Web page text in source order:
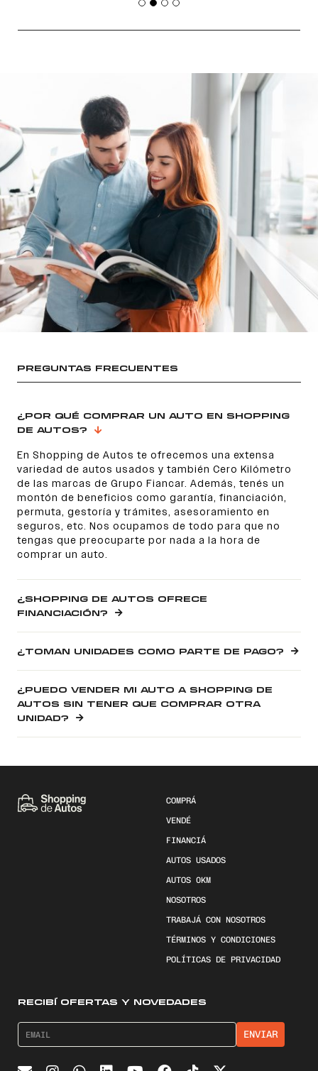
PREGUNTAS FRECUENTES
¿POR QUÉ COMPRAR UN AUTO EN SHOPPING
DE AUTOS?
En Shopping de Autos te ofrecemos una extensa
variedad de autos usados y también Cero Kilómetro
de las marcas de Grupo Fiancar. Además, tenés un
montón de beneficios como garantía, financiación,
permuta, gestoría y trámites, asesoramiento en
seguros, etc. Nos ocupamos de todo para que no
tengas que preocuparte por nada a la hora de
comprar un auto.
¿SHOPPING DE AUTOS OFRECE
FINANCIACIÓN?
¿TOMAN UNIDADES COMO PARTE DE PAGO?
¿PUEDO VENDER MI AUTO A SHOPPING DE
AUTOS SIN TENER QUE COMPRAR OTRA
UNIDAD?
COMPRÁ
VENDÉ
FINANCIÁ
AUTOS USADOS
AUTOS 0KM
NOSOTROS
TRABAJÁ CON NOSOTROS
TÉRMINOS Y CONDICIONES
POLÍTICAS DE PRIVACIDAD
RECIBÍ OFERTAS Y NOVEDADES